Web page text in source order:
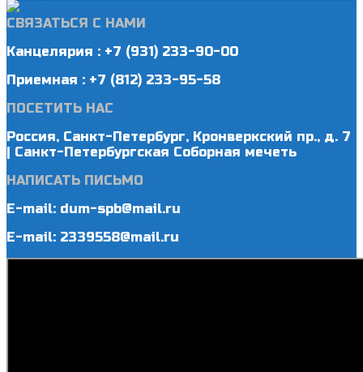
СВЯЗАТЬСЯ С НАМИ
Канцелярия : +7 (931) 233-90-00
Приемная : +7 (812) 233-95-58
ПОСЕТИТЬ НАС
Россия, Санкт-Петербург, Кронверкский пр., д. 7
| Санкт-Петербургская Соборная мечеть
НАПИСАТЬ ПИСЬМО
E-mail: dum-spb@mail.ru
E-mail: 2339558@mail.ru